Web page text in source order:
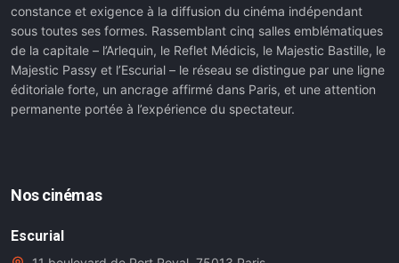
constance et exigence à la diffusion du cinéma indépendant
sous toutes ses formes. Rassemblant cinq salles emblématiques
de la capitale – l’Arlequin, le Reflet Médicis, le Majestic Bastille, le
Majestic Passy et l’Escurial – le réseau se distingue par une ligne
éditoriale forte, un ancrage affirmé dans Paris, et une attention
permanente portée à l’expérience du spectateur.
Nos cinémas
Escurial